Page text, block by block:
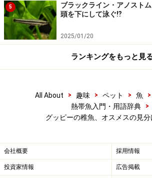
5
ブラックライン・アノスト
頭を下にして泳ぐ⁉
2025/01/20
ランキングをもっと見
All About > 趣味 > ペット > 魚 >
熱帯魚入門・用語辞典
>
グッピーの稚魚、オスメスの見分
会社概要 採用情報
投資家情報 広告掲載